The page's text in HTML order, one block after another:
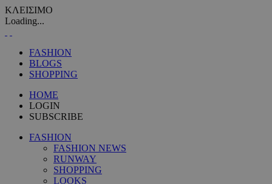
ΚΛΕΙΣΙΜΟ
Loading...
FASHION
BLOGS
SHOPPING
HOME
LOGIN
SUBSCRIBE
FASHION
FASHION NEWS
RUNWAY
SHOPPING
LOOKS